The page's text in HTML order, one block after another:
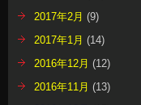
2017年2月 (9)
2017年1月 (14)
2016年12月 (12)
2016年11月 (13)